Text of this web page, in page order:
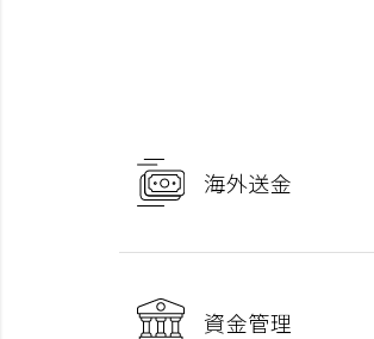
海外送金
資金管理